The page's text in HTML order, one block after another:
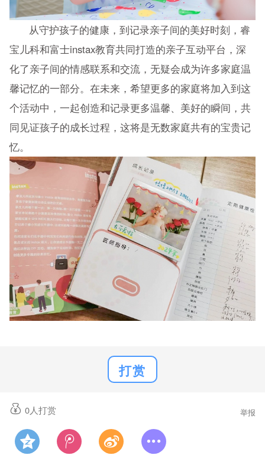
从守护孩子的健康，到记录亲子间的美好时刻，睿
宝儿科和富士instax教育共同打造的亲子互动平台，深
化了亲子间的情感联系和交流，无疑会成为许多家庭温
馨记忆的一部分。在未来，希望更多的家庭将加入到这
个活动中，一起创造和记录更多温馨、美好的瞬间，共
同见证孩子的成长过程，这将是无数家庭共有的宝贵记
忆。
打赏
0人打赏 举报